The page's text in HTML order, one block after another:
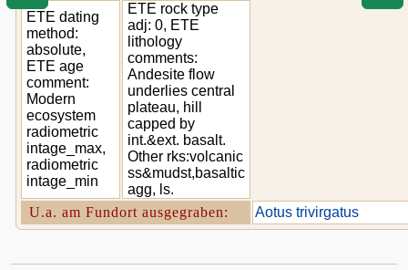
ETE dating
method:
absolute,
ETE age
comment:
Modern
ecosystem
radiometric
intage_max,
radiometric
intage_min
ETE rock type
adj: 0, ETE
lithology
comments:
Andesite flow
underlies central
plateau, hill
capped by
int.&ext. basalt.
Other rks:volcanic
ss&mudst,basaltic
agg, ls.
U.a. am Fundort ausgegraben:
Aotus trivirgatus